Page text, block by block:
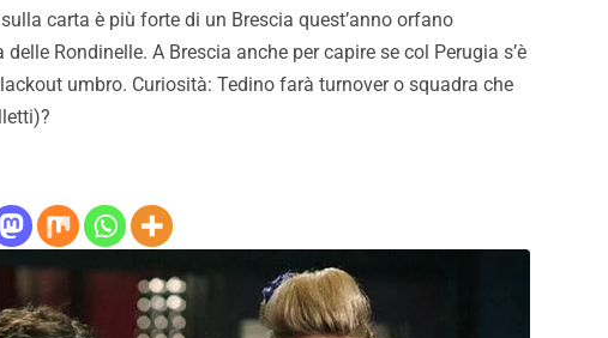
carta è più forte di un Brescia quest’anno orfano
Rondinelle. A Brescia anche per capire se col Perugia s’è
umbro. Curiosità: Tedino farà turnover o squadra che